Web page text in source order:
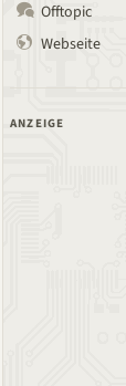
Offtopic
Webseite
ANZEIGE